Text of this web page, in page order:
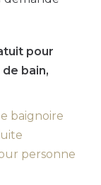
pour
bain,
baignoire
personne